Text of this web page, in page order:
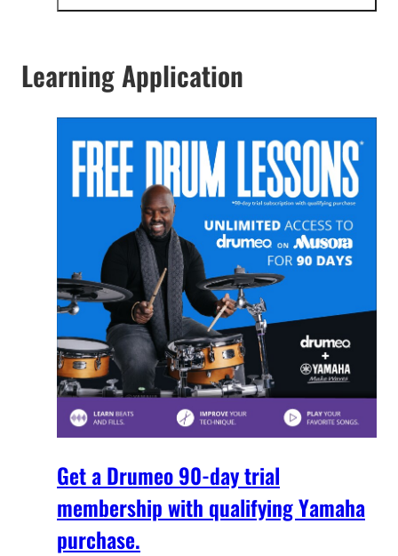
Learning Application
Get a Drumeo 90-day trial
membership with qualifying Yamaha
purchase.